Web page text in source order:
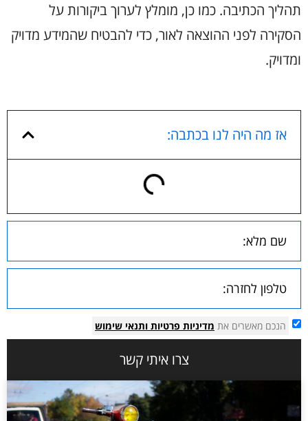
תהליך הכתיבה. כמו כן, מומלץ לערוך ביקורות על
הסקירה לפני ההוצאה לאור, כדי להבטיח שהמידע מדויק
ומדויק.
אז מה היה לנו בכתבה:
הנכם מאשרים את מדיניות פרטיות ותנאי שימוש
צרו איתי קשר